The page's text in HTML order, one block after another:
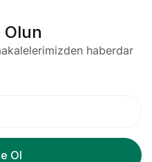
haberdar